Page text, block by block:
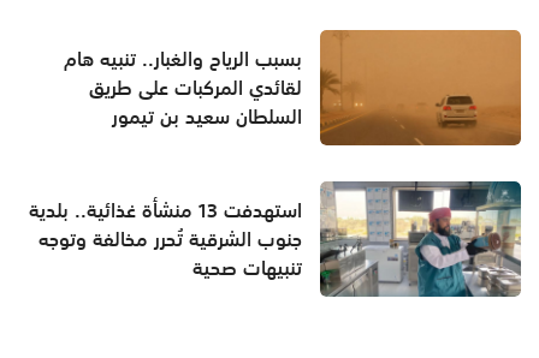
بسبب الرياح والغبار.. تنبيه هام
لقائدي المركبات على طريق
السلطان سعيد بن تيمور
استهدفت 13 منشأة غذائية.. بلدية
جنوب الشرقية تُحرر مخالفة وتوجه
تنبيهات صحية